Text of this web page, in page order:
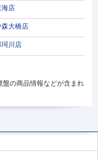
海店
森大橋店
珂川店
の商品情報などが含まれ